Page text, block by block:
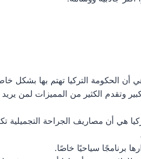
أن الحكومة التركيا تهتم بها بشكل
وتقدم الكثير من المميزات لمن يريد
هي أن مصاريف الجراحة التجميلية
برنامجًا سياحيًا خاصًا.